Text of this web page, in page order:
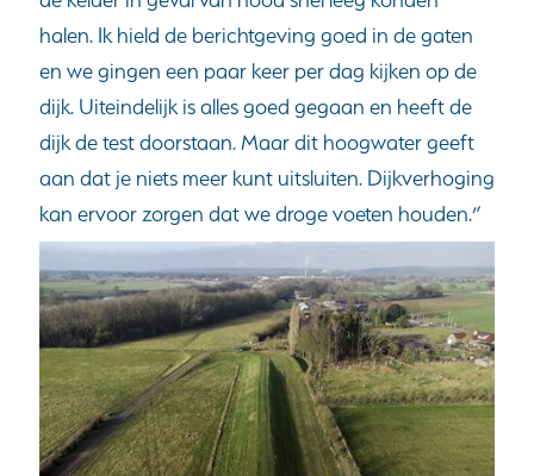
halen. Ik hield de berichtgeving goed in de gaten
en we gingen een paar keer per dag kijken op de
dijk. Uiteindelijk is alles goed gegaan en heeft de
dijk de test doorstaan. Maar dit hoogwater geeft
aan dat je niets meer kunt uitsluiten. Dijkverhoging
kan ervoor zorgen dat we droge voeten houden.”